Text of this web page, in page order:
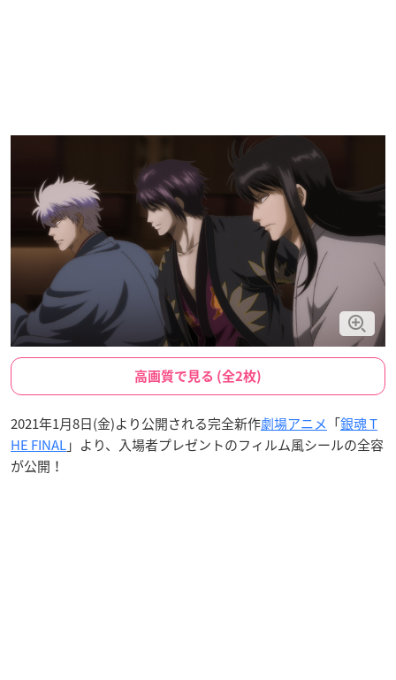
高画質で見る (全2枚)
2021年1月8日(金)より公開される完全新作劇場アニメ 「銀魂 T
HE FINAL」より、入場者プレゼントのフィルム風シールの全容
が公開！